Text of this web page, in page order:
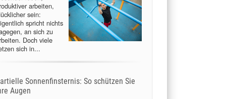
arbeiten,
sein:
spricht nichts
an sich zu
Doch viele
sich in...
Sonnenfinsternis: So schützen Sie
Augen